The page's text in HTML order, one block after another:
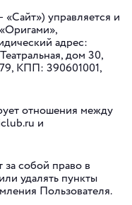
«Сайт») управляется и
адрес:
дом 30,
КПП: 390601001,
отношения между
и
за собой право в
удалять пункты
Пользователя.